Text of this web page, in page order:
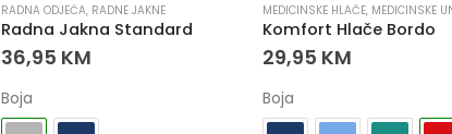
,RADNE JAKNE
RADNA ODJEĆA, RADNE JAKNE
Radna Jakna Standard
36,95 KM
Boja
MEDICINSKE HLAČE, MEDICINSKE
Komfort Hlače Bordo
29,95 KM
Boja